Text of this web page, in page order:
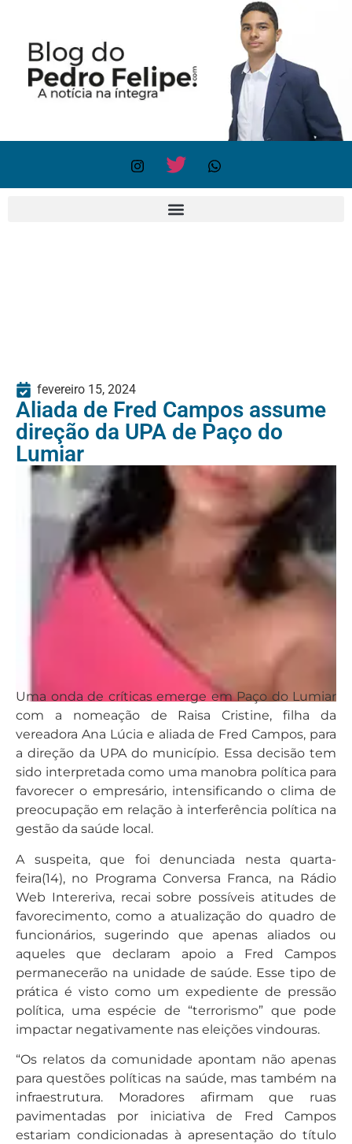
fevereiro 15, 2024
Aliada de Fred Campos assume
direção da UPA de Paço do
Lumiar
Uma onda de críticas emerge em Paço do Lumiar
com a nomeação de Raisa Cristine, filha da
vereadora Ana Lúcia e aliada de Fred Campos, para
a direção da UPA do município. Essa decisão tem
sido interpretada como uma manobra política para
favorecer o empresário, intensificando o clima de
preocupação em relação à interferência política na
gestão da saúde local.
A suspeita, que foi denunciada nesta quarta-
feira(14), no Programa Conversa Franca, na Rádio
Web Intereriva, recai sobre possíveis atitudes de
favorecimento, como a atualização do quadro de
funcionários, sugerindo que apenas aliados ou
aqueles que declaram apoio a Fred Campos
permanecerão na unidade de saúde. Esse tipo de
prática é visto como um expediente de pressão
política, uma espécie de “terrorismo” que pode
impactar negativamente nas eleições vindouras.
“Os relatos da comunidade apontam não apenas
para questões políticas na saúde, mas também na
infraestrutura. Moradores afirmam que ruas
pavimentadas por iniciativa de Fred Campos
estariam condicionadas à apresentação do título